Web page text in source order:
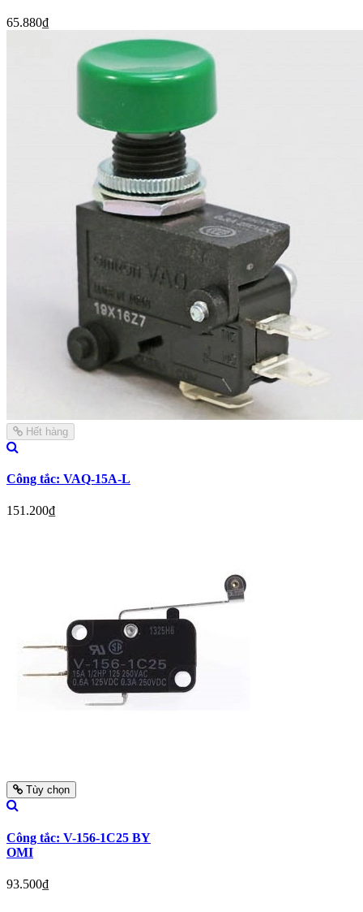
65.880₫
Hết hàng
Công tắc: VAQ-15A-L
151.200₫
Tùy chọn
Công tắc: V-156-1C25 BY
OMI
93.500₫